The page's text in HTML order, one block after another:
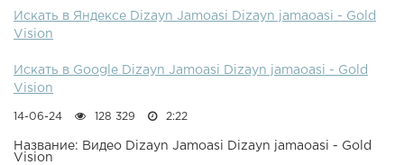
Искать в Яндексе Dizayn Jamoasi Dizayn jamaoasi - Gold
Vision
Искать в Google Dizayn Jamoasi Dizayn jamaoasi - Gold
Vision
14-06-24 128 329 2:22
Название: Видео Dizayn Jamoasi Dizayn jamaoasi - Gold
Vision